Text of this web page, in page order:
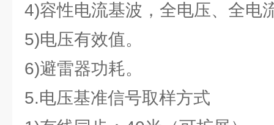
4)容性电流基波，全电压、全电
5)电压有效值。
6)避雷器功耗。
5.电压基准信号取样方式